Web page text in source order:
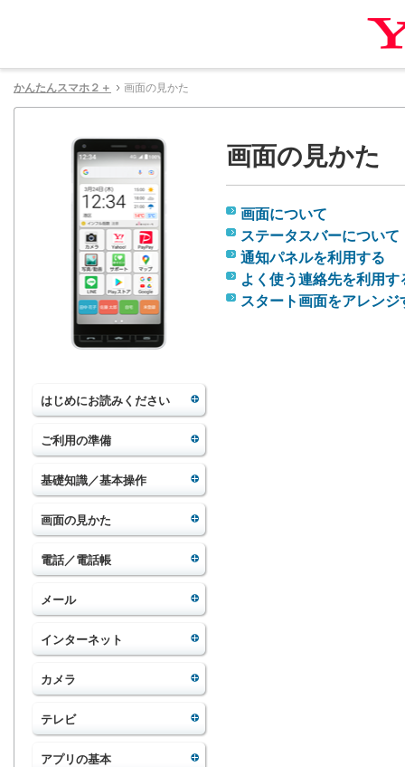
かんたんスマホ２＋ 画面の見かた
はじめにお読みください
ご利用の準備
基礎知識／基本操作
画面の見かた
電話／電話帳
メール
インターネット
カメラ
テレビ
アプリの基本
画面の見かた
画面について
ステータスバーについて
通知パネルを利用する
よく使う連絡先を利用す
スタート画面をアレンジ